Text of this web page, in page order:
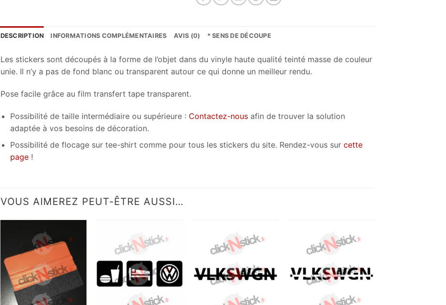
DESCRIPTION INFORMATIONS COMPLÉMENTAIRES AVIS (0) * SENS DE DÉCOUPE
Les stickers sont découpés à la forme de l’objet dans du vinyle haute qualité teinté masse de couleur
unie. Il n’y a pas de fond blanc ou transparent autour ce qui donne un meilleur rendu.
Pose facile grâce au film transfert tape transparent.
Possibilité de taille intermédiaire ou supérieure : Contactez-nous afin de trouver la solution
adaptée à vos besoins de décoration.
Possibilité de flocage sur tee-shirt comme pour tous les stickers du site. Rendez-vous surcette
page !
VOUS AIMEREZ PEUT-ÊTRE AUSSI…
Ajouter
à la
wishlist
wishlist